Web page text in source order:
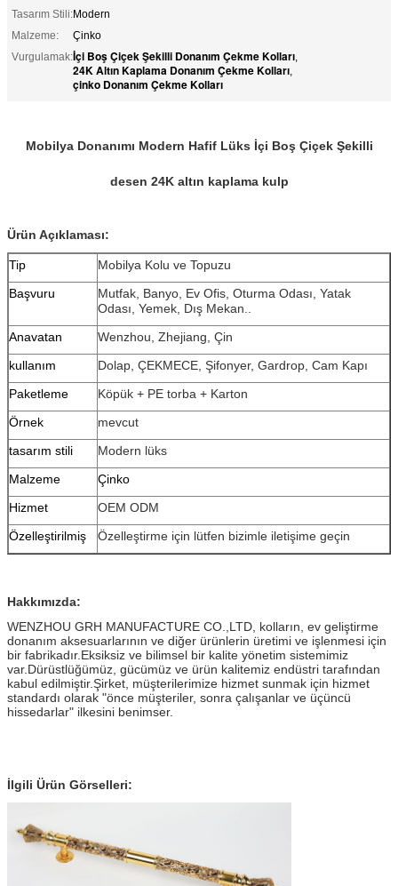
Tasarım Stili:Modern
Malzeme:
Çinko
Vurgulamak:İçi Boş Çiçek Şekilli Donanım Çekme Kolları,
24K Altın Kaplama Donanım Çekme Kolları,
çinko Donanım Çekme Kolları
Mobilya Donanımı Modern Hafif Lüks İçi Boş Çiçek Şekilli
desen 24K altın kaplama kulp
Ürün Açıklaması:
Tip
Mobilya Kolu ve Topuzu
Başvuru
Mutfak, Banyo, Ev Ofis, Oturma Odası, Yatak
Odası, Yemek, Dış Mekan..
Anavatan
Wenzhou, Zhejiang, Çin
kullanım
Dolap, ÇEKMECE, Şifonyer, Gardrop, Cam Kapı
Paketleme
Köpük + PE torba + Karton
Örnek
mevcut
tasarım stili
Modern lüks
Malzeme
Çinko
Hizmet
OEM ODM
Özelleştirilmiş
Özelleştirme için lütfen bizimle iletişime geçin
Hakkımızda:
WENZHOU GRH MANUFACTURE CO.,LTD, kolların, ev geliştirme
donanım aksesuarlarının ve diğer ürünlerin üretimi ve işlenmesi için
bir fabrikadır.Eksiksiz ve bilimsel bir kalite yönetim sistemimiz
var.Dürüstlüğümüz, gücümüz ve ürün kalitemiz endüstri tarafından
kabul edilmiştir.Şirket, müşterilerimize hizmet sunmak için hizmet
standardı olarak "önce müşteriler, sonra çalışanlar ve üçüncü
hissedarlar" ilkesini benimser.
İlgili Ürün Görselleri: